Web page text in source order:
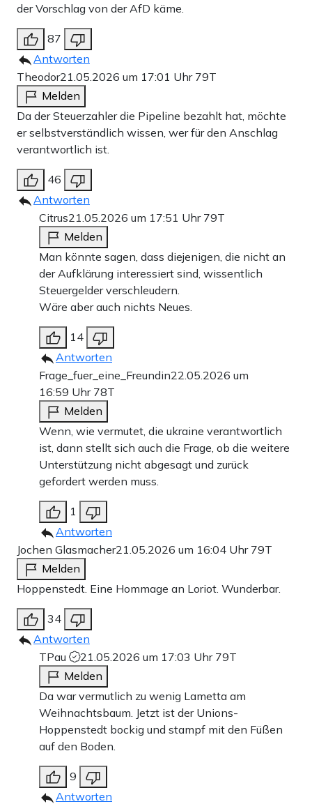
der Vorschlag von der AfD käme.
87
Antworten
Theodor21.05.2026 um 17:01 Uhr 79T
Melden
Da der Steuerzahler die Pipeline bezahlt hat, möchte
er selbstverständlich wissen, wer für den Anschlag
verantwortlich ist.
46
Antworten
Citrus21.05.2026 um 17:51 Uhr 79T
Melden
Man könnte sagen, dass diejenigen, die nicht an
der Aufklärung interessiert sind, wissentlich
Steuergelder verschleudern.
Wäre aber auch nichts Neues.
14
Antworten
Frage_fuer_eine_Freundin22.05.2026 um
16:59 Uhr 78T
Melden
Wenn, wie vermutet, die ukraine verantwortlich
ist, dann stellt sich auch die Frage, ob die weitere
Unterstützung nicht abgesagt und zurück
gefordert werden muss.
1
Antworten
Jochen Glasmacher21.05.2026 um 16:04 Uhr 79T
Melden
Hoppenstedt. Eine Hommage an Loriot. Wunderbar.
34
Antworten
TPau
21.05.2026 um 17:03 Uhr 79T
Melden
Da war vermutlich zu wenig Lametta am
Weihnachtsbaum. Jetzt ist der Unions-
Hoppenstedt bockig und stampf mit den Füßen
auf den Boden.
9
Antworten